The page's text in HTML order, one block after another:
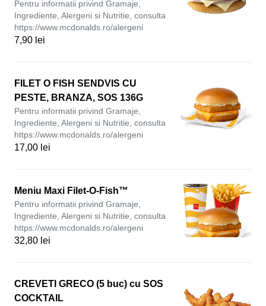
Pentru informatii privind Gramaje,
Ingrediente, Alergeni si Nutritie, consulta
https://www.mcdonalds.ro/alergeni
7,90 lei
FILET O FISH SENDVIS CU
PESTE, BRANZA, SOS 136G
Pentru informatii privind Gramaje,
Ingrediente, Alergeni si Nutritie, consulta
https://www.mcdonalds.ro/alergeni
17,00 lei
Meniu Maxi Filet-O-Fish™
Pentru informatii privind Gramaje,
Ingrediente, Alergeni si Nutritie, consulta
https://www.mcdonalds.ro/alergeni
32,80 lei
CREVETI GRECO (5 buc) cu SOS
COCKTAIL